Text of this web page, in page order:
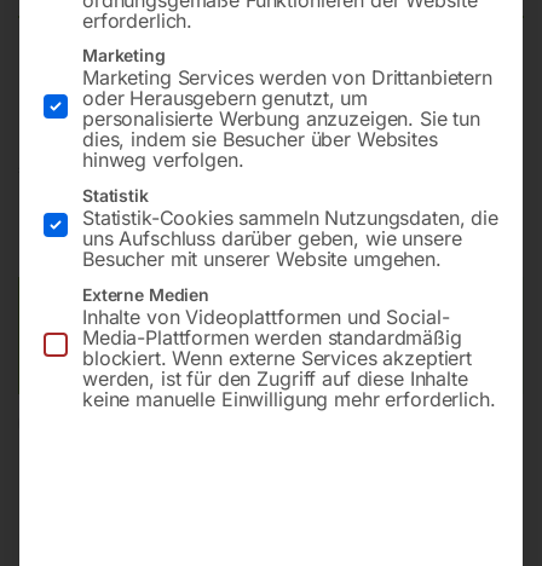
Robuste Presse mit konventioneller Ausstattung
684,00
inkl. MwSt. zzgl.Versandkosten
Lieferzeit:ca. 5 - 10 Werktage
Versandkosten Standard (Österreich):
40,00
Bitte beachten Sie: Die Versandkosten gelten für Österreich.
Andere Länder können abweichen.
erforderlich.
Marketing
Marketing Services werden von Drittanbietern
oder Herausgebern genutzt, um
personalisierte Werbung anzuzeigen. Sie tun
dies, indem sie Besucher über Websites
hinweg verfolgen.
Statistik
Statistik-Cookies sammeln Nutzungsdaten, die
uns Aufschluss darüber geben, wie unsere
Besucher mit unserer Website umgehen.
Externe Medien
Inhalte von Videoplattformen und Social-
Media-Plattformen werden standardmäßig
blockiert. Wenn externe Services akzeptiert
werden, ist für den Zugriff auf diese Inhalte
keine manuelle Einwilligung mehr erforderlich.